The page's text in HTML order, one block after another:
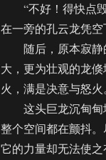
“不好！得快点毁
在一旁的孔云龙凭空
随后，原本寂静
大，更为壮观的龙
火，满是决意与怒火
这头巨龙沉甸甸
整个空间都在颤抖
它的力量却无法使